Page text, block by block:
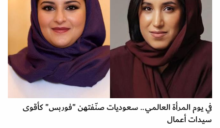
في يوم المرأة العالمي.. سعوديات صنّفتهن "فوربس" كأقوى
سيدات أعمال